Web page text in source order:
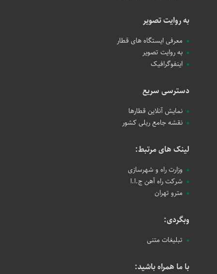
به روایت تصویر
معرفی ایستگاه های قطار
به روایت تصویر
اینفوگرافیک
دسترسی سریع
نمایش آنلاین قطارها
نقشه جامع ریلی کشور
لینک های مرتبط:
وزارت راه و شهرسازی
شرکت راه آهن ج.ا.ا
مترو تهران
وبگردی:
تبلیغات متنی
با ما همراه باشید: